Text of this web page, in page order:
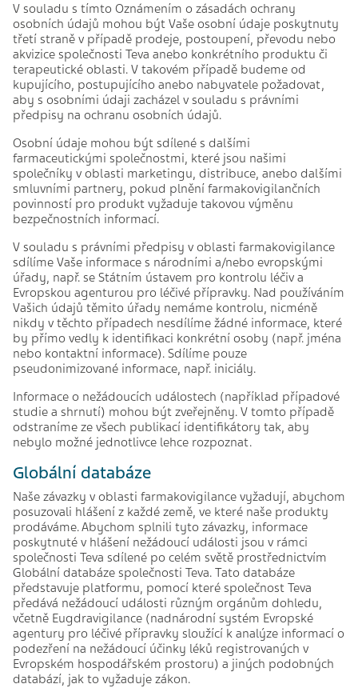
V souladu s tímto Oznámením o zásadách ochrany
osobních údajů mohou být Vaše osobní údaje poskytnuty
třetí straně v případě prodeje, postoupení, převodu nebo
akvizice společnosti Teva anebo konkrétního produktu či
terapeutické oblasti. V takovém případě budeme od
kupujícího, postupujícího anebo nabyvatele požadovat,
aby s osobními údaji zacházel v souladu s právními
předpisy na ochranu osobních údajů.
Osobní údaje mohou být sdílené s dalšími
farmaceutickými společnostmi, které jsou našimi
společníky v oblasti marketingu, distribuce, anebo dalšími
smluvními partnery, pokud plnění farmakovigilančních
povinností pro produkt vyžaduje takovou výměnu
bezpečnostních informací.
V souladu s právními předpisy v oblasti farmakovigilance
sdílíme Vaše informace s národními a/nebo evropskými
úřady, např. se Státním ústavem pro kontrolu léčiv a
Evropskou agenturou pro léčivé přípravky. Nad používáním
Vašich údajů těmito úřady nemáme kontrolu, nicméně
nikdy v těchto případech nesdílíme žádné informace, které
by přímo vedly k identifikaci konkrétní osoby (např. jména
nebo kontaktní informace). Sdílíme pouze
pseudonimizované informace, např. iniciály.
Informace o nežádoucích událostech (například případové
studie a shrnutí) mohou být zveřejněny. V tomto případě
odstraníme ze všech publikací identifikátory tak, aby
nebylo možné jednotlivce lehce rozpoznat.
Globální databáze
Naše závazky v oblasti farmakovigilance vyžadují, abychom
posuzovali hlášení z každé země, ve které naše produkty
prodáváme. Abychom splnili tyto závazky, informace
poskytnuté v hlášení nežádoucí události jsou v rámci
společnosti Teva sdílené po celém světě prostřednictvím
Globální databáze společnosti Teva. Tato databáze
představuje platformu, pomocí které společnost Teva
předává nežádoucí události různým orgánům dohledu,
včetně Eugdravigilance (nadnárodní systém Evropské
agentury pro léčivé přípravky sloužící k analýze informací o
podezření na nežádoucí účinky léků registrovaných v
Evropském hospodářském prostoru) a jiných podobných
databází, jak to vyžaduje zákon.